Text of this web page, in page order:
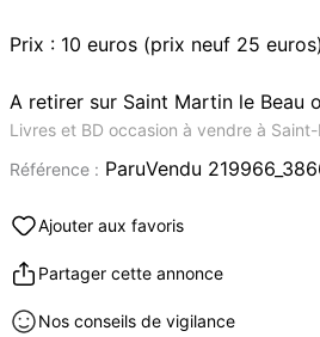
Prix : 10 euros (prix neuf 25 euros)
A retirer sur Saint Martin le Beau
Livres et BD occasion à vendre à
Référence : ParuVendu
Ajouter aux favoris
Partager cette annonce
Nos conseils de vigilance